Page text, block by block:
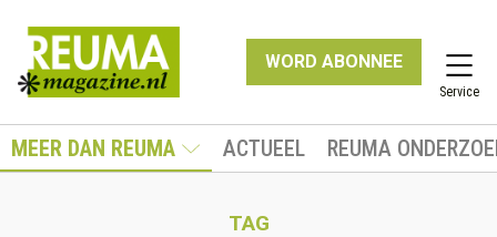
WORD ABONNEE
Service
MEER DAN REUMA ACTUEEL REUMA
TAG